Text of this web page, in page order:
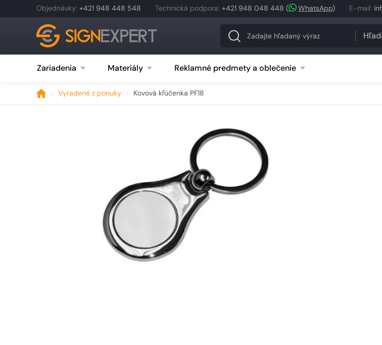
Objednávky: +421 948 448 548 Technická podpora: +421 948 048 448 ( WhatsApp) E-mail:
Zariadenia Materiály Reklamné predmety a oblečenie
Vyradené z ponuky Kovová kľúčenka PF18